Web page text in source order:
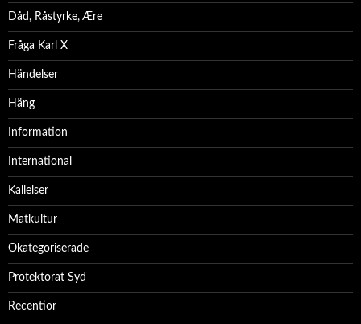
Dåd, Råstyrke, Ære
Fråga Karl X
Händelser
Häng
Information
International
Kallelser
Matkultur
Okategoriserade
Protektorat Syd
Recentior